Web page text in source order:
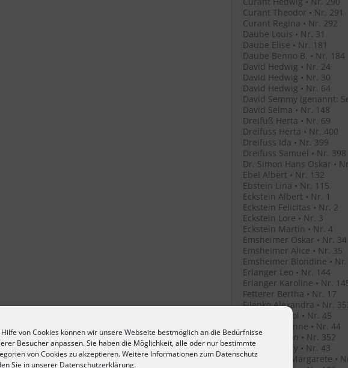
von Cookies können wir unsere Webseite bestmöglich an die Bedürfnisse
Besucher anpassen. Sie haben die Möglichkeit, alle oder nur bestimmte
von Cookies zu akzeptieren. Weitere Informationen zum Datenschutz
Sie in unserer Datenschutzerklärung.
Curant Theodor • Nr. 291
Curant Regina • Nr. 292
Daube Louis • Nr. 31
Daube Elise • Nr. 181
Daube Benno B. • Nr. 184
David Hedwig • Nr. 24
David Hedwig • Nr. 30
David Hedwig • Nr. 64
David Semmy (genannt:
David Selma • Nr. 148
Dreifuß Herta • Nr. 69
Dreifuss Herta • Nr. 400
Dreifuss Ida • Nr. 399
Dreifuss Samuel • Nr. 398
Dr. Simon Hans Oskar •
Ebel Albert • Nr. 132
Ebstein Lina • Nr. 115
Eckstein Albert • Nr. 1
Eckstein Felicitas • Nr. 2
Eckstein Lore • Nr. 3
Eckstein Martin • Nr. 4
Emsheimer Oskar • Nr. 34
Emsheimer Alice • Nr. 35
Emsheimer Blondine •
Erlanger Leo • Nr. 144
Erlanger Karoline • Nr.
Fetterer Bertha • Nr. 17
Filenko Alexandra • Nr.
Filenko Anatol • Nr. 45
Filenko Jeleanne • Nr. 44
Filenko Simon • Nr. 352
Filenko Witaly • Nr. 43
Fischer Eva Margarete •